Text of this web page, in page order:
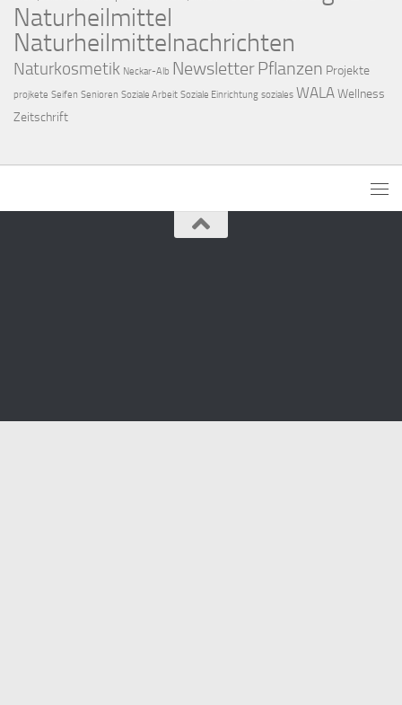
Naturheilmittel
Naturheilmittelnachrichten
Naturkosmetik Neckar-Alb NewsletterPflanzen Projekte
projkete Seifen Senioren Soziale Arbeit Soziale Einrichtung soziales WALAWellness
Zeitschrift